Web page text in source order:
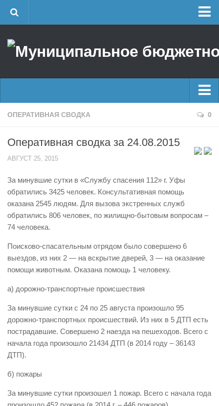
Об учреждении
Районные УГЗ
Поисково-спасательный отряд г. Уфы
Центр размещения пострадавших
Отчеты о реализации муниципальных программ
История
Виды деятельности
Обслуживание опасных производственных объектов
Уголок гражданской обороны
Пресс-центр
Наша работа
Главные новости
Оперативная сводка
Половодье
Купальный сезон
ОПЕРАТИВНАЯ СВОДКА 0
Оперативная сводка за 24.08.2015
АВГУСТ 25, 2015
За минувшие сутки в «Службу спасения 112» г. Уфы
обратились 3425 человек. Консультативная помощь
оказана 2545 людям. Для вызова экстренных служб
обратились 806 человек, по жилищно-бытовым вопросам –
74 человека.
Поисково-спасательным отрядом было совершено 6
выездов, из них 2 — на вскрытие дверей, 3 — на оказание
помощи животным. Оказана помощь 1 человеку.
а) дорожно-транспортные происшествия
За минувшие сутки с 24 по 25 августа произошло 95
дорожно-транспортных происшествий. Из них в 5 ДТП есть
пострадавшие. Совершено 2 наезда на пешеходов. Всего с
начала года произошло 21434 ДТП (в 2014 году – 36143
ДТП).
б) пожары
За минувшие сутки произошел 1 пожар. Всего с начала года